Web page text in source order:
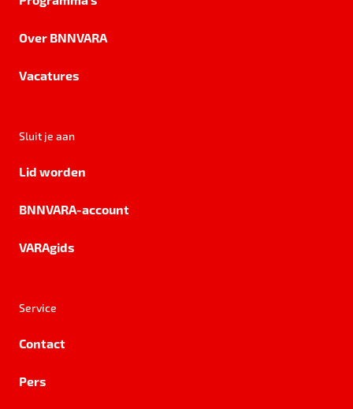
Over BNNVARA
Vacatures
Sluit je aan
Lid worden
BNNVARA-account
VARAgids
Service
Contact
Pers